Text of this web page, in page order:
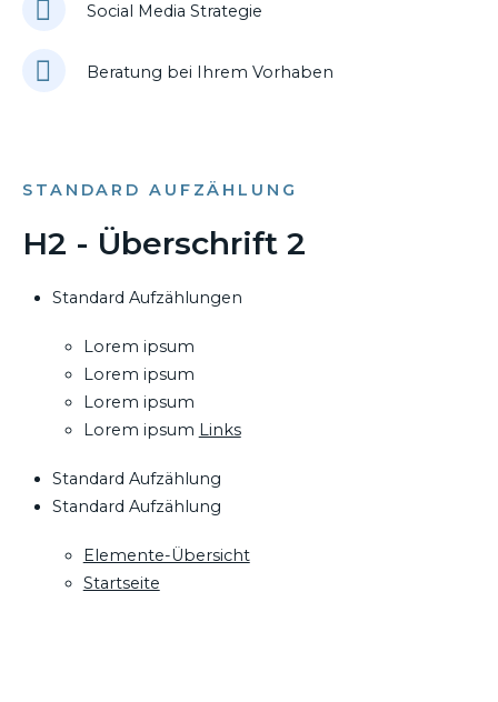
Social Media Strategie
Beratung bei Ihrem Vorhaben
STANDARD AUFZÄHLUNG
H2 - Überschrift 2
Standard Aufzählungen
Lorem ipsum
Lorem ipsum
Lorem ipsum
Lorem ipsum Links
Standard Aufzählung
Standard Aufzählung
Elemente-Übersicht
Startseite